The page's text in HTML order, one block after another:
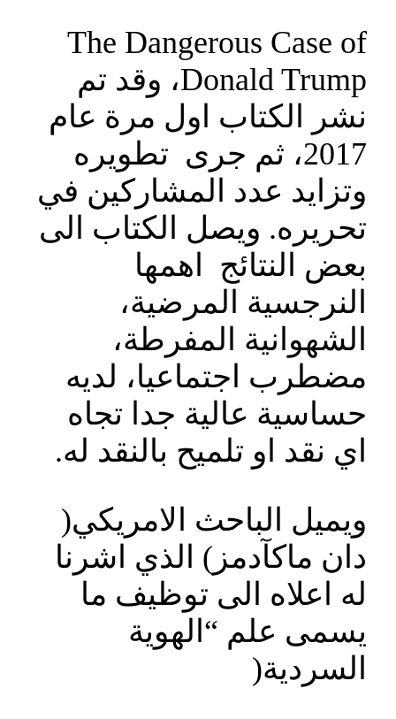
The Dangerous Case of
Donald Trump، وقد تم
نشر الكتاب اول مرة عام
2017، ثم جرى تطويره
وتزايد عدد المشاركين في
تحريره. ويصل الكتاب الى
بعض النتائج اهمها
النرجسية المرضية،
الشهوانية المفرطة،
مضطرب اجتماعيا، لديه
حساسية عالية جدا تجاه
اي نقد او تلميح بالنقد له.
ويميل الباحث الامريكي(
دان ماكآدمز) الذي اشرنا
له اعلاه الى توظيف ما
يسمى علم “الهوية
السردية(